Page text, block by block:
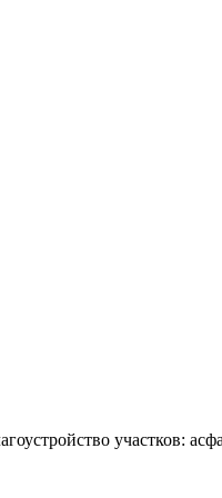
участков: